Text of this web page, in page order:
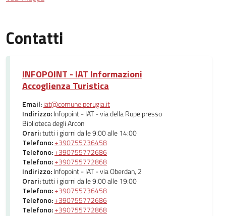
Contatti
INFOPOINT - IAT Informazioni
Accoglienza Turistica
Email:iat@comune.perugia.it
Indirizzo:Infopoint - IAT - via della Rupe presso
Biblioteca degli Arconi
Orari:tutti i giorni dalle 9:00 alle 14:00
Telefono:+390755736458
Telefono:+390755772686
Telefono:+390755772868
Indirizzo:Infopoint - IAT - via Oberdan, 2
Orari:tutti i giorni dalle 9:00 alle 19:00
Telefono:+390755736458
Telefono:+390755772686
Telefono:+390755772868